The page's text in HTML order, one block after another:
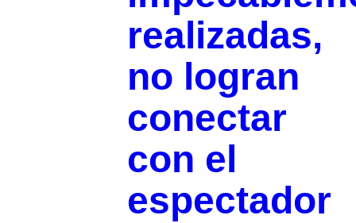
realizadas,
no logran
conectar
con el
espectador